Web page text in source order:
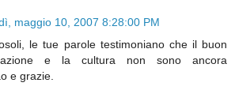
maggio 10, 2007 8:28:00 PM
le tue parole testimoniano che il buon
e la cultura non sono ancora
e grazie.